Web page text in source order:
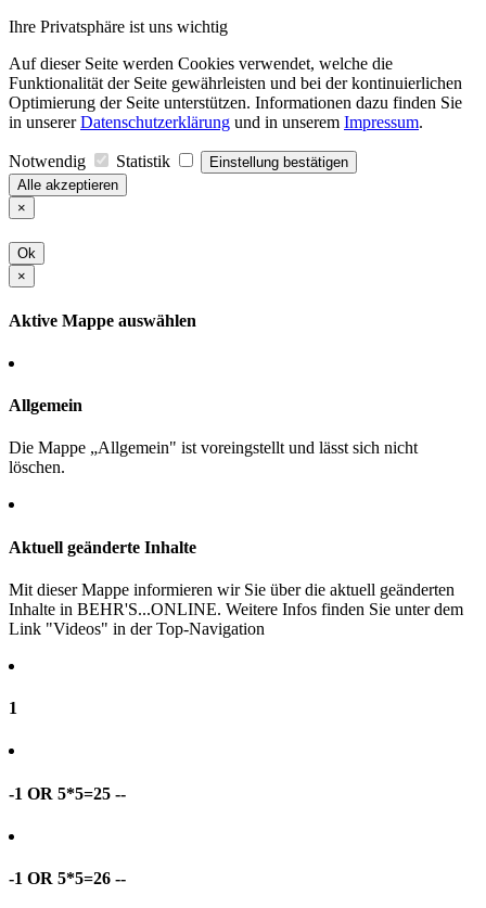
Ihre Privatsphäre ist uns wichtig
Auf dieser Seite werden Cookies verwendet, welche die
Funktionalität der Seite gewährleisten und bei der kontinuierlichen
Optimierung der Seite unterstützen. Informationen dazu finden Sie
in unsererDatenschutzerklärung und in unserem Impressum.
Notwendig Statistik
Einstellung bestätigen
Alle akzeptieren
×
Ok
×
Aktive Mappe auswählen
Allgemein
Die Mappe „Allgemein" ist voreingstellt und lässt sich nicht
löschen.
Aktuell geänderte Inhalte
Mit dieser Mappe informieren wir Sie über die aktuell geänderten
Inhalte in BEHR'S...ONLINE. Weitere Infos finden Sie unter dem
Link "Videos" in der Top-Navigation
1
-1 OR 5*5=25 --
-1 OR 5*5=26 --